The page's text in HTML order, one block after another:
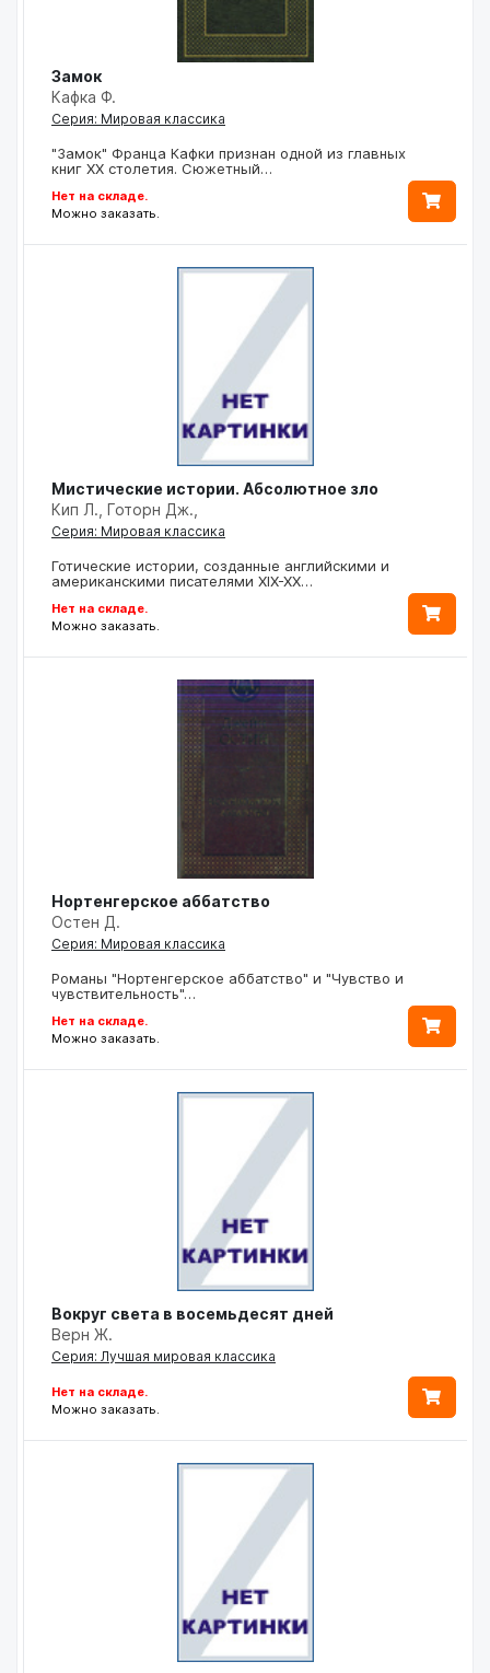
Замок
Кафка Ф.
Серия: Мировая классика
"Замок" Франца Кафки признан одной из главных
книг XX столетия. Сюжетный…
Нет на складе.
Можно заказать.
Мистические истории. Абсолютное зло
Кип Л., Готорн Дж.,
Серия: Мировая классика
Готические истории, созданные английскими и
американскими писателями XIX-XX…
Нет на складе.
Можно заказать.
Нортенгерское аббатство
Остен Д.
Серия: Мировая классика
Романы "Нортенгерское аббатство" и "Чувство и
чувствительность"…
Нет на складе.
Можно заказать.
Вокруг света в восемьдесят дней
Верн Ж.
Серия: Лучшая мировая классика
Нет на складе.
Можно заказать.